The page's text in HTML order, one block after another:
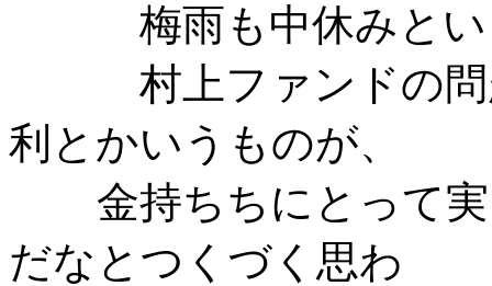
梅雨も中休みと
村上ファンドの問
利とかいうものが、
金持ちちにとって
だなとつくづく思わ